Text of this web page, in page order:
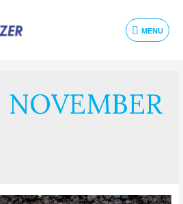
MENU
NOVEMBER